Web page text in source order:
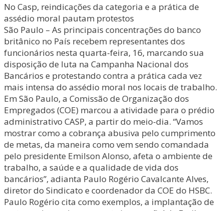
No Casp, reindicações da categoria e a prática de
assédio moral pautam protestos
São Paulo – As principais concentrações do banco
britânico no País recebem representantes dos
funcionários nesta quarta-feira, 16, marcando sua
disposição de luta na Campanha Nacional dos
Bancários e protestando contra a prática cada vez
mais intensa do assédio moral nos locais de trabalho.
Em São Paulo, a Comissão de Organização dos
Empregados (COE) marcou a atividade para o prédio
administrativo CASP, a partir do meio-dia. “Vamos
mostrar como a cobrança abusiva pelo cumprimento
de metas, da maneira como vem sendo comandada
pelo presidente Emilson Alonso, afeta o ambiente de
trabalho, a saúde e a qualidade de vida dos
bancários”, adianta Paulo Rogério Cavalcante Alves,
diretor do Sindicato e coordenador da COE do HSBC.
Paulo Rogério cita como exemplos, a implantação de